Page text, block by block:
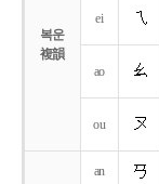
복운
複韻
ei
ao
ou
an